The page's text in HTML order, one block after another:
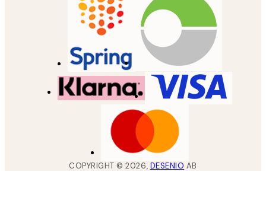
COPYRIGHT ©2026, DESENIO AB